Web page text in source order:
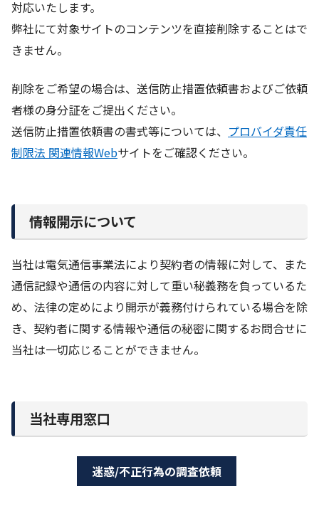
対応いたします。
弊社にて対象サイトのコンテンツを直接削除することはで
きません。
削除をご希望の場合は、送信防止措置依頼書およびご依頼
者様の身分証をご提出ください。
送信防止措置依頼書の書式等については、 プロバイダ責任
制限法 関連情報Webサイトをご確認ください。
情報開示について
当社は電気通信事業法により契約者の情報に対して、また
通信記録や通信の内容に対して重い秘義務を負っているた
め、法律の定めにより開示が義務付けられている場合を除
き、契約者に関する情報や通信の秘密に関するお問合せに
当社は一切応じることができません。
当社専用窓口
迷惑/不正行為の調査依頼